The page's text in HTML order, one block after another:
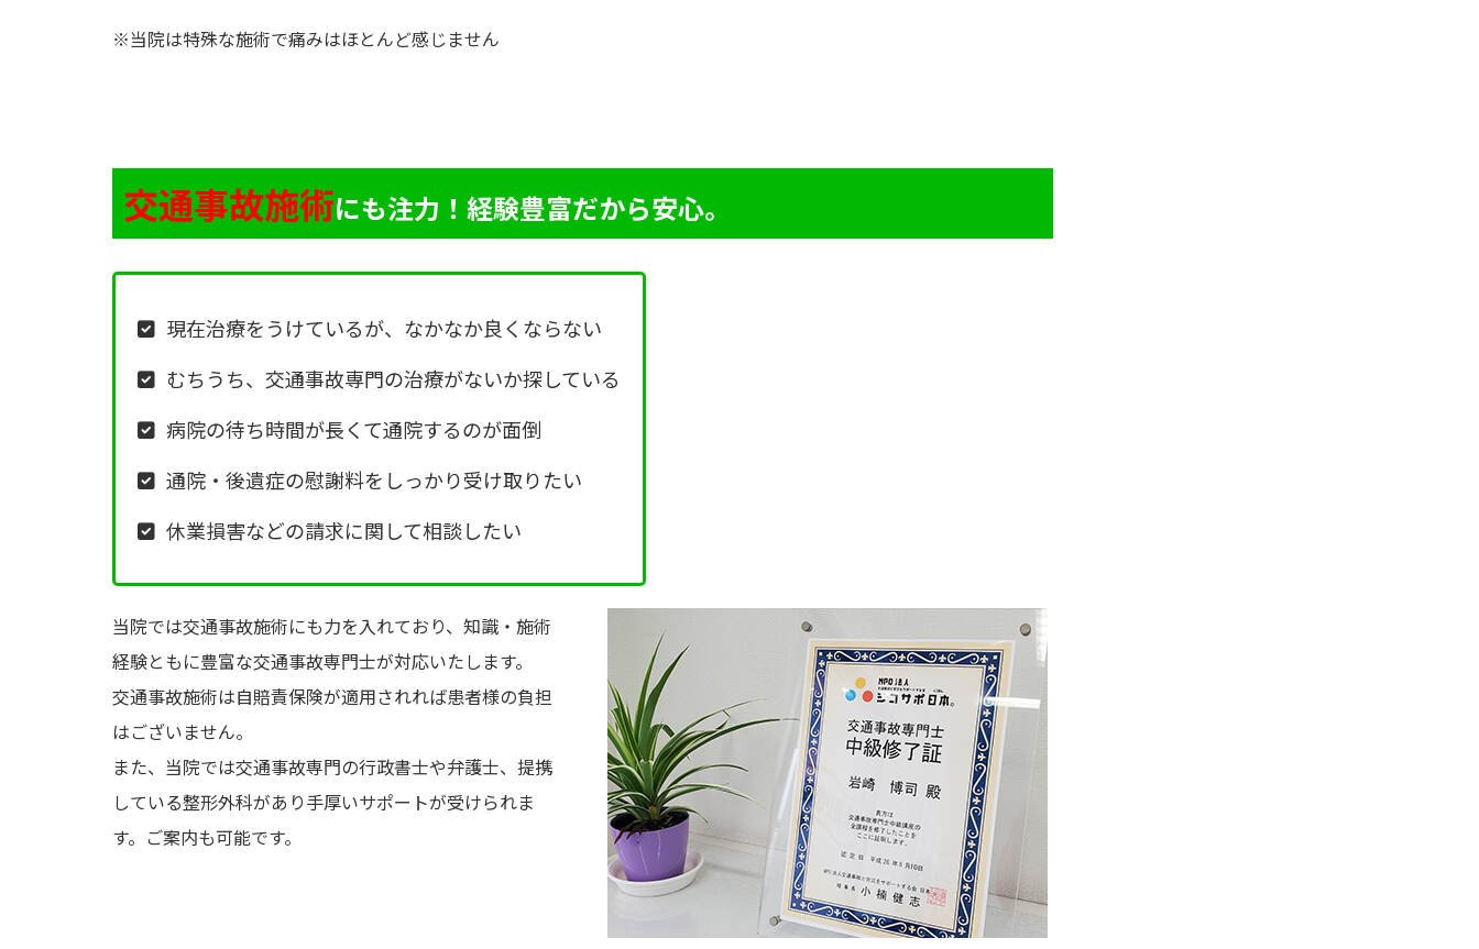
※当院は特殊な施術で痛みはほとんど感じません
交通事故施術にも注力！経験豊富だから安心。
現在治療をうけているが、なかなか良くならない
むちうち、交通事故専門の治療がないか探している
病院の待ち時間が長くて通院するのが面倒
通院・後遺症の慰謝料をしっかり受け取りたい
休業損害などの請求に関して相談したい
当院では交通事故施術にも力を入れており、知識・施術
経験ともに豊富な交通事故専門士が対応いたします。
交通事故施術は自賠責保険が適用されれば患者様の負担
はございません。
また、当院では交通事故専門の行政書士や弁護士、提携
している整形外科があり手厚いサポートが受けられま
す。ご案内も可能です。